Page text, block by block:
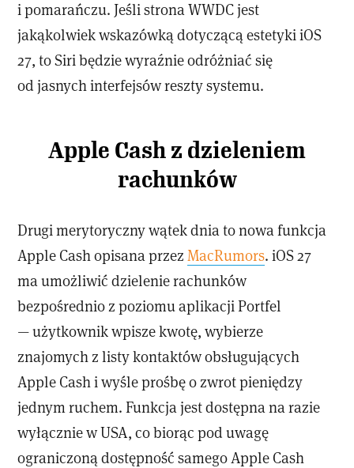
i pomarańczu. Jeśli strona WWDC jest
jakąkolwiek wskazówką dotyczącą estetyki iOS
27, to Siri będzie wyraźnie odróżniać się
od jasnych interfejsów reszty systemu.
Apple Cash z dzieleniem
rachunków
Drugi merytoryczny wątek dnia to nowa funkcja
Apple Cash opisana przez MacRumors. iOS 27
ma umożliwić dzielenie rachunków
bezpośrednio z poziomu aplikacji Portfel
— użytkownik wpisze kwotę, wybierze
znajomych z listy kontaktów obsługujących
Apple Cash i wyśle prośbę o zwrot pieniędzy
jednym ruchem. Funkcja jest dostępna na razie
wyłącznie w USA, co biorąc pod uwagę
ograniczoną dostępność samego Apple Cash